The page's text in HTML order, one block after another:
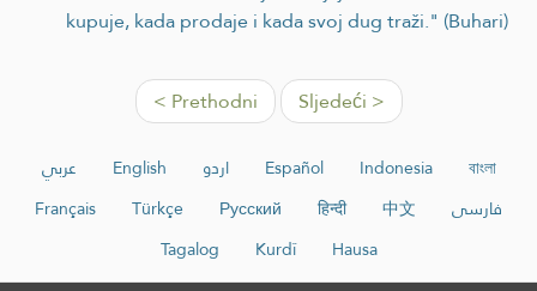
kupuje, kada prodaje i kada svoj dug traži." (Buhari)
< Prethodni Sljedeći >
عربي English اردو Español Indonesia
বাংলা
Français
Türkçe Русский हिन्दी 中文
فارسی
Tagalog
Kurdî Hausa